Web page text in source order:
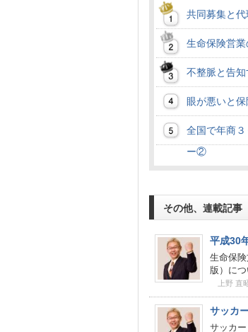
共同募集と代
生命保険営業
不整脈と告知
眼が悪いと
全国で年商
ー②
その他、連載記事
平成30
生命保
版）に
上野 直
サッカ
サッカ